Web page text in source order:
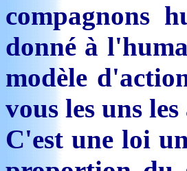
compagnons
donné à
modèle
vous les uns
C'est une loi